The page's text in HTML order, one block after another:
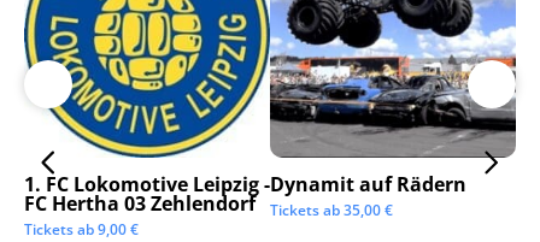
1. FC Lokomotive Leipzig -
FC Hertha 03 Zehlendorf
Tickets ab9,00€
Dynamit auf Rädern
Tickets ab35,00€